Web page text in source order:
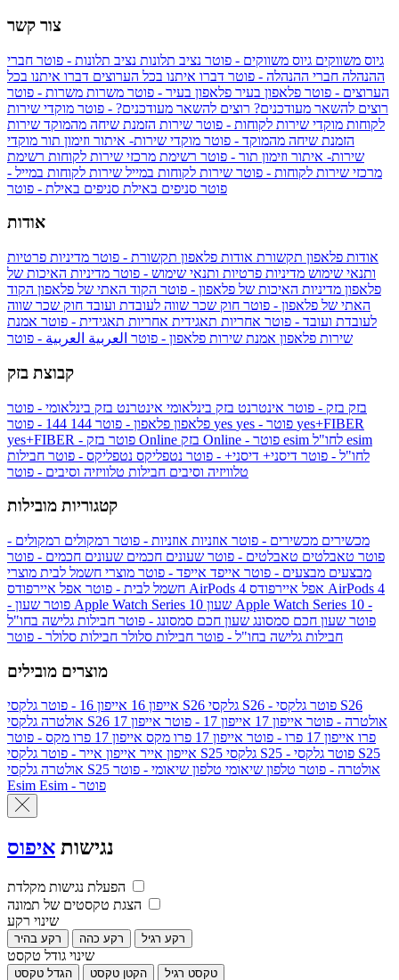
צור קשר
גיוס משווקים גיוס משווקים - פוטר נציב תלונות נציב תלונות - פוטר חברי
ההנהלה חברי ההנהלה - פוטר דברו איתנו בכל הערוצים דברו איתנו בכל
הערוצים - פוטר פלאפון בעיר פלאפון בעיר - פוטר משרות משרות - פוטר
רוצים להשאר מעודכנים? רוצים להשאר מעודכנים? - פוטר מוקדי שירות
לקוחות מוקדי שירות לקוחות - פוטר שירות הזמנת שיחה מהמוקד שירות
הזמנת שיחה מהמוקד - פוטר מוקדי שירות- איתור וזימון תור מוקדי
שירות- איתור וזימון תור - פוטר רשימת מרכזי שירות לקוחות רשימת
מרכזי שירות לקוחות - פוטר שירות לקוחות במייל שירות לקוחות במייל -
פוטר סניפים באילת סניפים באילת - פוטר
אודות
אודות פלאפון תקשורת אודות פלאפון תקשורת - פוטר מדיניות פרטיות
ותנאי שימוש מדיניות פרטיות ותנאי שימוש - פוטר מדיניות האיכות של
פלאפון מדיניות האיכות של פלאפון - פוטר הקוד האתי של פלאפון הקוד
האתי של פלאפון - פוטר חוק שכר שווה לעובדת ועובד חוק שכר שווה
לעובדת ועובד - פוטר אחריות תאגידית אחריות תאגידית - פוטר אמנת
שירות פלאפון אמנת שירות פלאפון - פוטר العربية العربية - פוטר
קבוצת בזק
בזק בזק - פוטר אינטרנט בזק בינלאומי אינטרנט בזק בינלאומי - פוטר
פלאפון פלאפון - פוטר 144 yes
yes+FIBER
yes+FIBER - פוטר בזק Online
esim
לחו"ל - פוטר דיסני+ דיסני+ - פוטר נטפליקס נטפליקס - פוטר חבילות
טלוויזיה וסיבים חבילות טלוויזיה וסיבים - פוטר
קטגוריות מובילות
מכשירים מכשירים - פוטר אוזניות אוזניות - פוטר רמקולים רמקולים -
פוטר טאבלטים טאבלטים - פוטר שעונים חכמים שעונים חכמים - פוטר
מבצעים מבצעים - פוטר אייפד אייפד - פוטר מוצרי חשמל לבית מוצרי
חשמל לבית - פוטר אפל איירפודס AirPods 4 אפל איירפודס AirPods 4
- פוטר שעון Apple Watch Series 10 שעון Apple Watch Series 10 -
פוטר שעון חכם סמסונג שעון חכם סמסונג - פוטר חבילות גלישה בחו"ל
חבילות גלישה בחו"ל - פוטר חבילות סלולר חבילות סלולר - פוטר
מוצרים מובילים
אייפון 16 אייפון 16 - פוטר גלקסי S26 גלקסי S26 - פוטר גלקסי S26
אולטרה
גלקסי S26 אולטרה - פוטר אייפון 17 אייפון 17 - פוטר
אייפון 17
פרו אייפון 17 פרו - פוטר אייפון 17 פרו מקס
אייפון 17 פרו מקס - פוטר
אייפון אייר אייפון אייר - פוטר גלקסי S25 גלקסי S25 - פוטר גלקסי S25
אולטרה
גלקסי S25 אולטרה - פוטר טלפון שיאומי טלפון שיאומי - פוטר
Esim
Esim - פוטר
נגישות איפוס
הפעלת נגישות מקלדת
הצגת טקסטים של תמונה
שינוי רקע
רקע בהיר רקע כהה רקע רגיל
שינוי גודל טקסט
הגדל טקסט הקטן טקסט טקסט רגיל